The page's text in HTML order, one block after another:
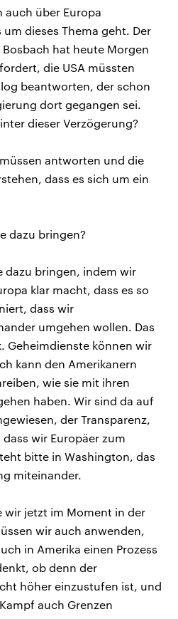
auch über Europa
dieses Thema geht. Der
hat heute Morgen
die USA müssten
beantworten, der schon
dort gegangen sei.
dieser Verzögerung?
antworten und die
dass es sich um ein
dazu bringen?
dazu bringen, indem wir
klar macht, dass es so
dass wir
umgehen wollen. Das
Geheimdienste können wir
kann den Amerikanern
wie sie mit ihren
haben. Wir sind da auf
der Transparenz,
wir Europäer zum
bitte in Washington, das
miteinander.
wir jetzt im Moment in der
wir auch anwenden,
in Amerika einen Prozess
ob denn der
höher einzustufen ist, und
auch Grenzen